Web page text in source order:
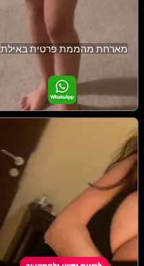
מארחת מהממת פרטית באילת